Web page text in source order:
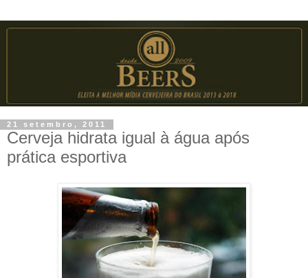
21 setembro, 2011
Cerveja hidrata igual à água após
prática esportiva